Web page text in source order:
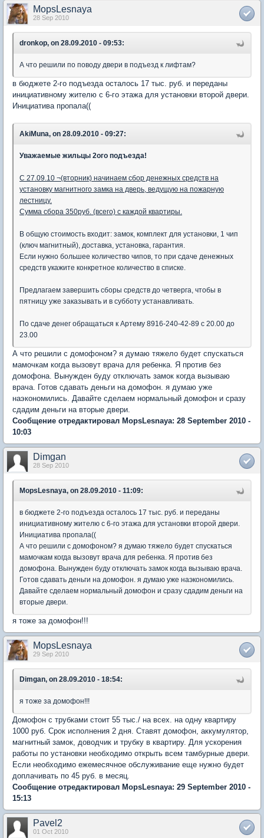
MopsLesnaya
28 Sep 2010
dronkop, on 28.09.2010 - 09:53:
А что решили по поводу двери в подъезд к лифтам?
в бюджете 2-го подъезда осталось 17 тыс. руб. и переданы
инициативному жителю с 6-го этажа для установки второй двери.
Инициатива пропала((
AkiMuna, on 28.09.2010 - 09:27:
Уважаемые жильцы 2ого подъезда!
С 27.09.10 ¬(вторник) начинаем сбор денежных средств на
установку магнитного замка на дверь, ведущую на пожарную
лестницу.
Сумма сбора 350руб. (всего) с каждой квартиры.
В общую стоимость входит: замок, комплект для установки, 1 чип
(ключ магнитный), доставка, установка, гарантия.
Если нужно большее количество чипов, то при сдаче денежных
средств укажите конкретное количество в списке.
Предлагаем завершить сборы средств до четверга, чтобы в
пятницу уже заказывать и в субботу устанавливать.
По сдаче денег обращаться к Артему 8916-240-42-89 с 20.00 до
23.00
А что решили с домофоном? я думаю тяжело будет спускаться
мамочкам когда вызовут врача для ребенка. Я против без
домофона. Вынужден буду отключать замок когда вызываю
врача. Готов сдавать деньги на домофон. я думаю уже
наэкономились. Давайте сделаем нормальный домофон и сразу
сдадим деньги на вторые двери.
Сообщение отредактировал MopsLesnaya: 28 September 2010 -
10:03
Dimgan
28 Sep 2010
MopsLesnaya, on 28.09.2010 - 11:09:
в бюджете 2-го подъезда осталось 17 тыс. руб. и переданы
инициативному жителю с 6-го этажа для установки второй двери.
Инициатива пропала((
А что решили с домофоном? я думаю тяжело будет спускаться
мамочкам когда вызовут врача для ребенка. Я против без
домофона. Вынужден буду отключать замок когда вызываю врача.
Готов сдавать деньги на домофон. я думаю уже наэкономились.
Давайте сделаем нормальный домофон и сразу сдадим деньги на
вторые двери.
я тоже за домофон!!!
MopsLesnaya
29 Sep 2010
Dimgan, on 28.09.2010 - 18:54:
я тоже за домофон!!!
Домофон с трубками стоит 55 тыс./ на всех. на одну квартиру
1000 руб. Срок исполнения 2 дня. Ставят домофон, аккумулятор,
магнитный замок, доводчик и трубку в квартиру. Для ускорения
работы по установки необходимо открыть всем тамбурные двери.
Если необходимо ежемесячное обслуживание еще нужно будет
доплачивать по 45 руб. в месяц.
Сообщение отредактировал MopsLesnaya: 29 September 2010 -
15:13
Pavel2
01 Oct 2010